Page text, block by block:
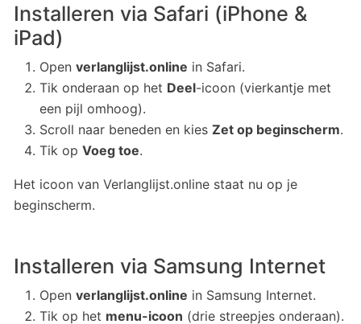
Installeren via Safari (iPhone &
iPad)
Open verlanglijst.online in Safari.
Tik onderaan op het Deel-icoon (vierkantje met
een pijl omhoog).
Scroll naar beneden en kies Zet op beginscherm.
Tik op Voeg toe.
Het icoon van Verlanglijst.online staat nu op je
beginscherm.
Installeren via Samsung Internet
Open verlanglijst.online in Samsung Internet.
Tik op het menu-icoon (drie streepjes onderaan).